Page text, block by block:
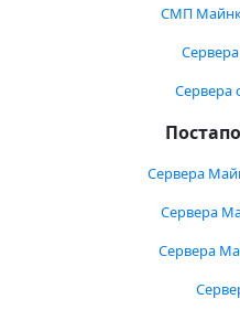
СМП
Сервера
Сервера
Сервера
Сервера